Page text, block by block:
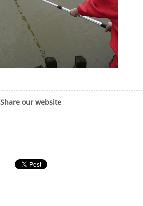
Share our website